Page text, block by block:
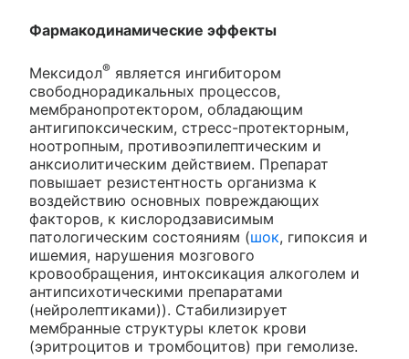
Фармакодинамические эффекты
Мексидол® является ингибитором
свободнорадикальных процессов,
мембранопротектором, обладающим
антигипоксическим, стресс-протекторным,
ноотропным, противоэпилептическим и
анксиолитическим действием. Препарат
повышает резистентность организма к
воздействию основных повреждающих
факторов, к кислородзависимым
патологическим состояниям (шок, гипоксия и
ишемия, нарушения мозгового
кровообращения, интоксикация алкоголем и
антипсихотическими препаратами
(нейролептиками)). Стабилизирует
мембранные структуры клеток крови
(эритроцитов и тромбоцитов) при гемолизе.